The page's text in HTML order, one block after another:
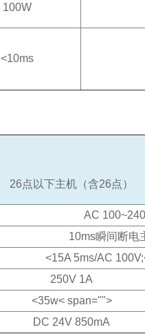
100W
<10ms
26点以下主机（含26点）
AC
10ms瞬间断电
<15A 5ms/AC
250V 1A
<35w< span="">
DC 24V 850mA